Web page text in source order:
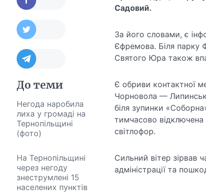
До теми
Негода наробила
лиха у громаді на
Тернопільщині
(фото)
На Тернопільщині
через негоду
знеструмлені 15
населених пунктів
Садовий.
За його словами, є
Єфремова. Біля парку
Святого Юра також
Є обриви контактної
Чорновола —
біля зупинки
тимчасово
світлофор.
Сильний вітер зірвав
адміністрації та